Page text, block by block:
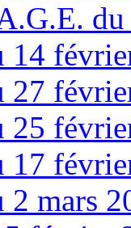
14
27
25
17
2 mars